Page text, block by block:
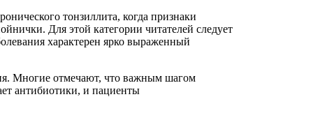
тонзиллита, когда признаки
Для этой категории читателей следует
характерен ярко выраженный
Многие отмечают, что важным шагом
антибиотики, и пациенты